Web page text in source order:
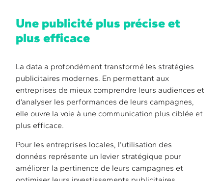
Une publicité plus précise et
plus efficace
La data a profondément transformé les stratégies
publicitaires modernes. En permettant aux
entreprises de mieux comprendre leurs audiences et
d’analyser les performances de leurs campagnes,
elle ouvre la voie à une communication plus ciblée et
plus efficace.
Pour les entreprises locales, l’utilisation des
données représente un levier stratégique pour
améliorer la pertinence de leurs campagnes et